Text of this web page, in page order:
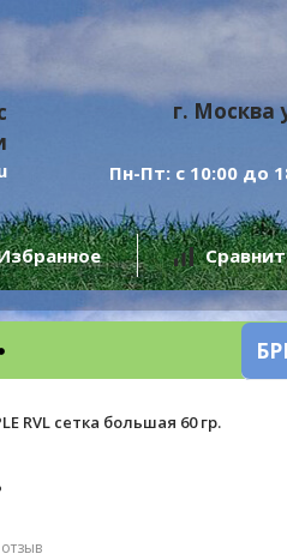
г. Москва
Пн-Пт: с 10:00 до
RVL сетка большая 60 гр.